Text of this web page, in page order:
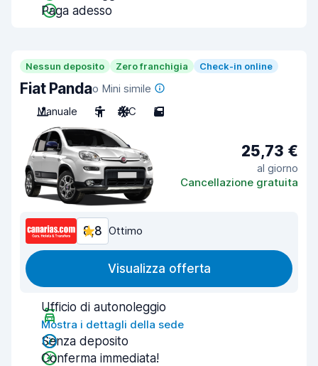
Paga adesso
Nessun deposito Zero franchigia Check-in online
Fiat Pandao Mini simile
Manuale
5 A/C 5
25,73 €
al giorno
Cancellazione gratuita
8,8 Ottimo
Visualizza offerta
Ufficio di autonoleggio
Mostra i dettagli della sede
Senza deposito
Conferma immediata!